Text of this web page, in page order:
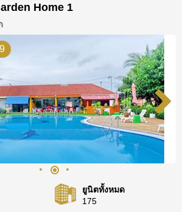
Real Estate โทร +6638411250
สำนักงาน:
และ LINE:
Home 1
ยูนิตทั้งหมด
175